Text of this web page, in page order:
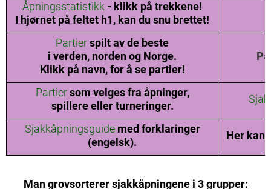
Åpningsstatistikk - klikk på trekkene!
I hjørnet på feltet h1, kan du snu brettet!
Partier spilt av de beste
i verden, norden og Norge.
Klikk på navn, for å se partier!
Partier som velges fra åpninger,
spillere eller turneringer.
Sjakkåpningsguidemed forklaringer
(engelsk).
Her kan
Man grovsorterer sjakkåpningene i 3 grupper: